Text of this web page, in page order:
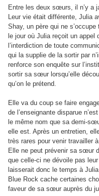
Entre les deux sœurs, il n’y a
Leur vie était différente, Julia
Shay, un père qui ne
le jour où Julia reçoit un appel
l’interdiction de toute
qui la supplie de la sortir par
renforce son enquête sur
sortir sa sœur lorsqu’elle
qu’on le prétend.
Elle va du coup se faire
de l’enseignante disparue
le même nom que sa demi-
elle est. Après un entretien,
très rares pour venir travailler
Elle ne peut prévenir sa sœur
que celle-ci ne dévoile pas
laisserait donc le temps à
Blue Rock cache certaines
faveur de sa sœur auprès du